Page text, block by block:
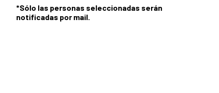
*Sólo las personas seleccionadas serán
notificadas por mail.